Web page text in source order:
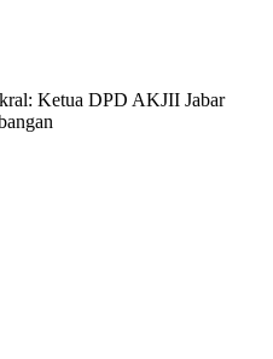
Ketua DPD AKJII Jabar